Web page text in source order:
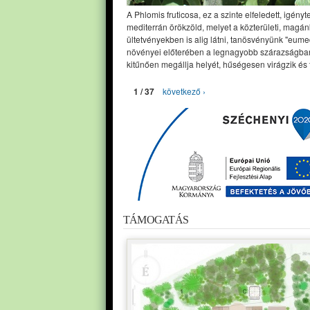
A Phlomis fruticosa, ez a szinte elfeledett,
mediterrán örökzöld, melyet a közterületi,
ültetvényekben is alig látni, tanösvényünk
növényei előterében a legnagyobb
kitűnően megállja helyét, hűségesen virágzik és
1 / 37 következő ›
TÁMOGATÁS